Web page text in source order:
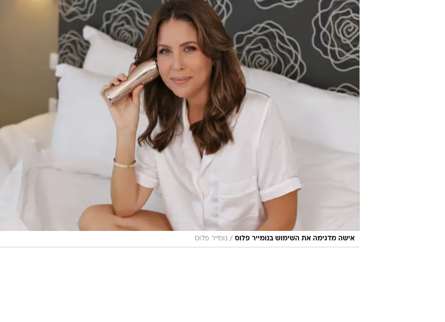
אישה מדגימה את השימוש בנומייר פלוס / נומייר פלוס